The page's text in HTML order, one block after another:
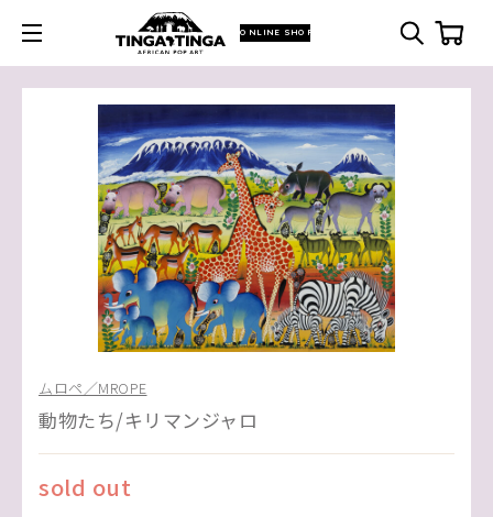
ONLINE SHOP
ムロペ／MROPE
動物たち/キリマンジャロ
sold out